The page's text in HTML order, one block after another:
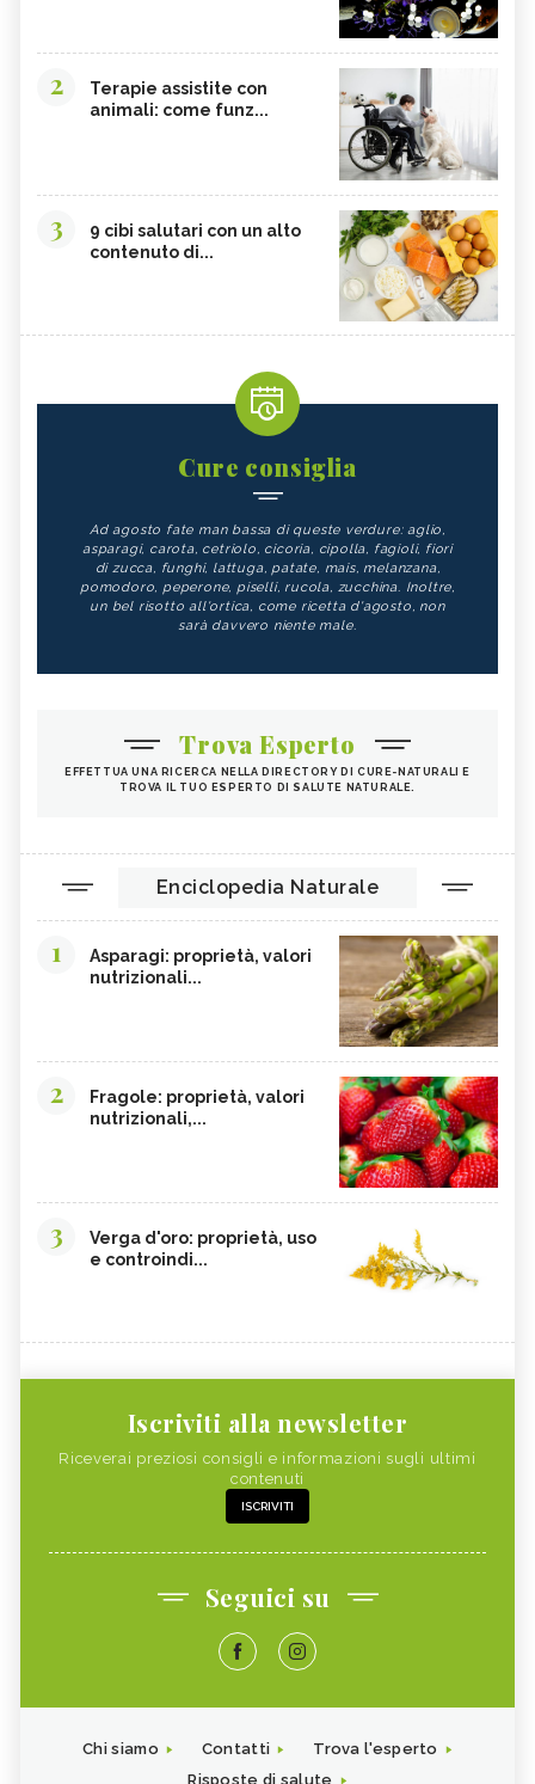
2
Terapie assistite con
animali: come funz...
3
9 cibi salutari con un alto
contenuto di...
Cure consiglia
Ad agosto fate man bassa di queste verdure: aglio,
asparagi, carota, cetriolo, cicoria, cipolla, fagioli, fiori
di zucca, funghi, lattuga, patate, mais, melanzana,
pomodoro, peperone, piselli, rucola, zucchina. Inoltre,
un bel risotto all'ortica, come ricetta d'agosto, non
sarà davvero niente male.
Trova Esperto
EFFETTUA UNA RICERCA NELLA DIRECTORY DI CURE-NATURALI E
TROVA IL TUO ESPERTO DI SALUTE NATURALE.
Enciclopedia Naturale
1
Asparagi: proprietà, valori
nutrizionali...
2
Fragole: proprietà, valori
nutrizionali,...
3
Verga d'oro: proprietà, uso
e controindi...
Iscriviti alla newsletter
Riceverai preziosi consigli e informazioni sugli ultimi
contenuti
ISCRIVITI
Seguici su
Chi siamo Contatti
Trova l'esperto
Risposte di salute